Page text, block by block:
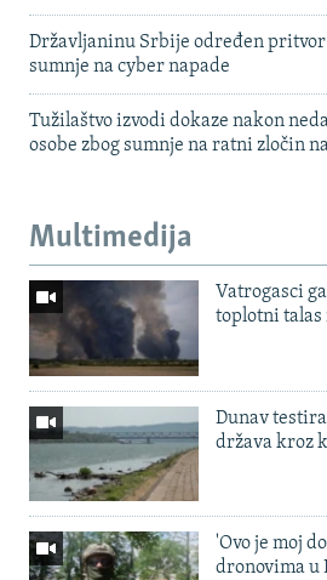
Državljaninu Srbije određen
sumnje na cyber napade
Tužilaštvo izvodi dokaze nakon
osobe zbog sumnje na ratni zločin
Multimedija
Vatrogasci
toplotni talas
Dunav
država kroz
'Ovo je moj
dronovima u